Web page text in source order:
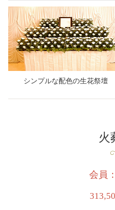
シンプルな配色の生花祭壇
火
会員